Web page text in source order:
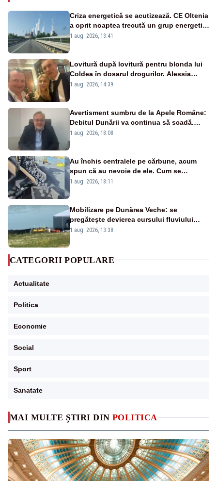
MAI MULTE ȘTIRI DIN POLITICA
Criza energetică se acutizează. CE Oltenia
a oprit noaptea trecută un grup energetic
de la Rovinari
1 aug. 2026, 13:41
Lovitură după lovitură pentru blonda lui
Coldea în dosarul drogurilor. Alessia
Păcuraru explică decizia magistraților
1 aug. 2026, 14:39
Avertisment sumbru de la Apele Române:
Debitul Dunării va continua să scadă.
Cernavodă s-ar putea închide în 4 zile
1 aug. 2026, 18:08
Au închis centralele pe cărbune, acum
spun că au nevoie de ele. Cum se
pasează vina în plină criză energetică
1 aug. 2026, 18:11
Mobilizare pe Dunărea Veche: se
pregătește devierea cursului fluviului
către Cernavodă – VIDEO
1 aug. 2026, 13:38
CATEGORII POPULARE
Actualitate
Politica
Economie
Social
Sport
Sanatate